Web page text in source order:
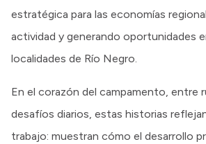
estratégica para las economías
actividad y generando oportunidades
localidades de Río Negro.
En el corazón del campamento, entre
desafíos diarios, estas historias
trabajo: muestran cómo el desarrollo